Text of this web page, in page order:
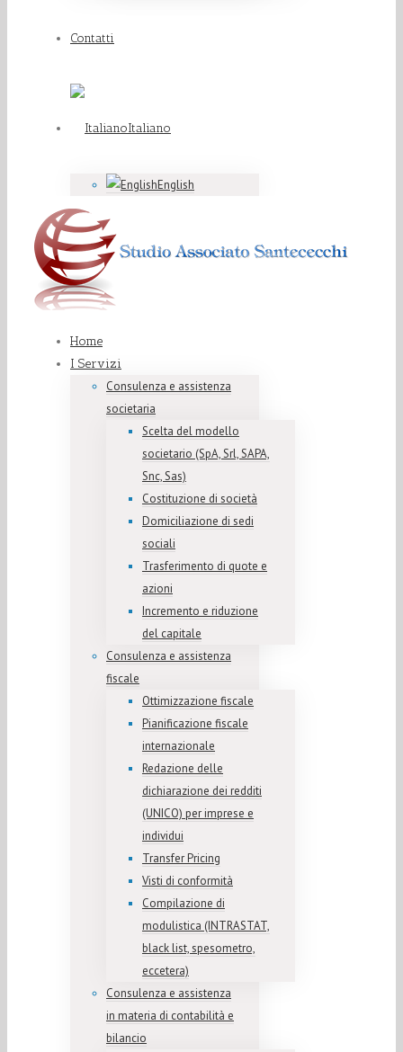
Contatti
Italiano
English
Home
I Servizi
Consulenza e assistenza
societaria
Scelta del modello
societario (SpA, Srl, SAPA,
Snc, Sas)
Costituzione di società
Domiciliazione di sedi
sociali
Trasferimento di quote e
azioni
Incremento e riduzione
del capitale
Consulenza e assistenza
fiscale
Ottimizzazione fiscale
Pianificazione fiscale
internazionale
Redazione delle
dichiarazione dei redditi
(UNICO) per imprese e
individui
Transfer Pricing
Visti di conformità
Compilazione di
modulistica (INTRASTAT,
black list, spesometro,
eccetera)
Consulenza e assistenza
in materia di contabilità e
bilancio